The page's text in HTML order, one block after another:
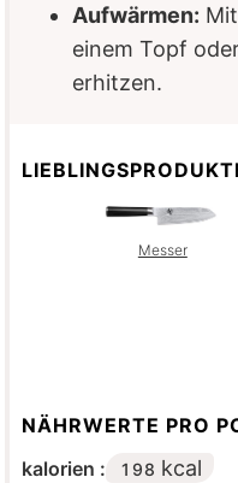
Aufwärmen:
einem Topf
erhitzen.
Messer
NÄHRWERTE PRO
kalorien :
198 kcal